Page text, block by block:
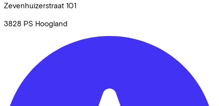
Zevenhuizerstraat 101
3828 PS Hoogland